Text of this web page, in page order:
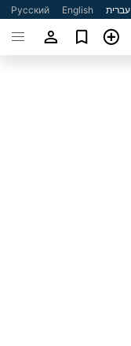
עברית English
Русский